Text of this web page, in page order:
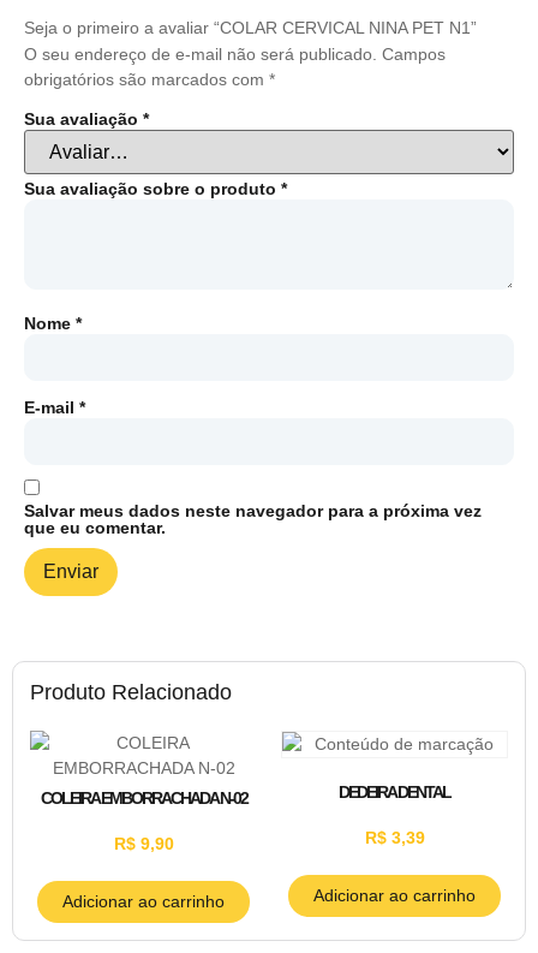
Produto Relacionado
COLEIRA EMBORRACHADA N-02
R$9,90
Adicionar ao carrinho
DEDEIRA DENTAL
R$3,39
Adicionar ao carrinho
Seja o primeiro a avaliar “COLAR CERVICAL NINA PET N1”
O seu endereço de e-mail não será publicado. Campos
obrigatórios são marcados com *
Sua avaliação *
Sua avaliação sobre o produto *
Nome *
E-mail *
Salvar meus dados neste navegador para a próxima vez
que eu comentar.